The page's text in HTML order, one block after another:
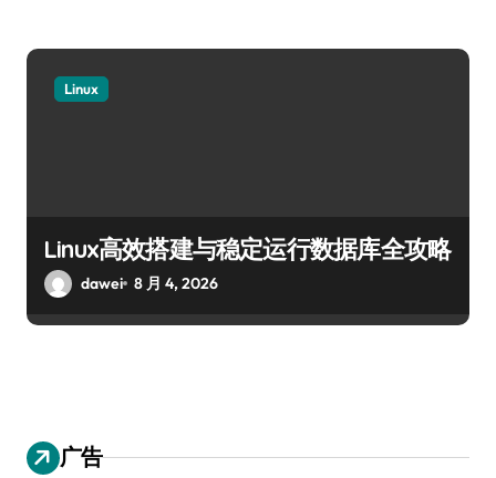
Linux
Linux高效搭建与稳定运行数据库全攻略
dawei 8 月 4, 2026
广告